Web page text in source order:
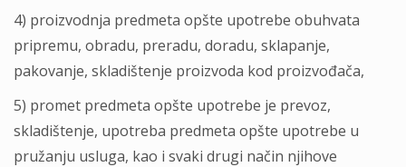
4) proizvodnja predmeta opšte upotrebe obuhvata
pripremu, obradu, preradu, doradu, sklapanje,
pakovanje, skladištenje proizvoda kod proizvođača,
5) promet predmeta opšte upotrebe je prevoz,
skladištenje, upotreba predmeta opšte upotrebe u
pružanju usluga, kao i svaki drugi način njihove